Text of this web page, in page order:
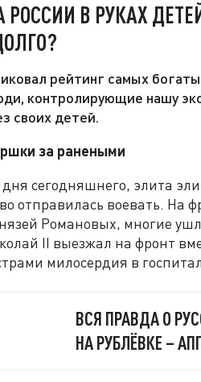
РОССИИ В РУКАХ
рейтинг самых
контролирующие нашу
своих детей.
за ранеными
дня сегодняшнего, элита
отправилась воевать. На
Романовых, многие
II выезжал на фронт
милосердия в
ВСЯ ПРАВДА О
НА РУБЛЁВКЕ –